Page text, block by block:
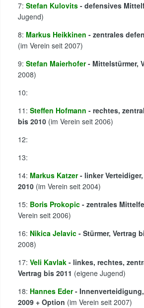
7: Stefan Kulovits - defensives
Jugend)
8: Markus Heikkinen - zentrales
(im Verein seit 2007)
9: Stefan Maierhofer- Mittelstürmer,
2008)
10:
11: Steffen Hofmann - rechtes,
bis 2010 (im Verein seit 2006)
12:
13:
14: Markus Katzer- linker
2010 (im Verein seit 2004)
15: Boris Prokopic - zentrales
Verein seit 2006)
16: Nikica Jelavic - Stürmer, Vertrag
2008)
17: Veli Kavlak - linkes, rechtes,
Vertrag bis 2011 (eigene Jugend)
18: Hannes Eder-
2009 + Option (im Verein seit 2007)